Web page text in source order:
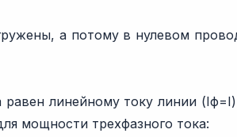
а потому в нулевом
линейному току линии
мощности трехфазного тока: